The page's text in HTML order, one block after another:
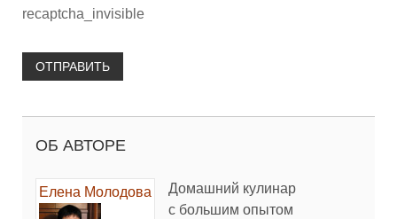
recaptcha_invisible
ОТПРАВИТЬ
ОБ АВТОРЕ
Елена Молодова
Домашний кулинар
с большим опытом